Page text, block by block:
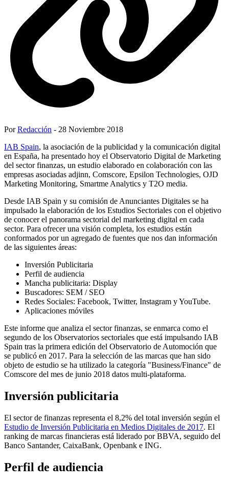
PorRedacción - 28 Noviembre 2018
IAB Spain, la asociación de la publicidad y la comunicación digital
en España, ha presentado hoy el Observatorio Digital de Marketing
del sector finanzas, un estudio elaborado en colaboración con las
empresas asociadas adjinn, Comscore, Epsilon Technologies, OJD
Marketing Monitoring, Smartme Analytics y T2O media.
Desde IAB Spain y su comisión de Anunciantes Digitales se ha
impulsado la elaboración de los Estudios Sectoriales con el objetivo
de conocer el panorama sectorial del marketing digital en cada
sector. Para ofrecer una visión completa, los estudios están
conformados por un agregado de fuentes que nos dan información
de las siguientes áreas:
Inversión Publicitaria
Perfil de audiencia
Mancha publicitaria: Display
Buscadores: SEM / SEO
Redes Sociales: Facebook, Twitter, Instagram y YouTube.
Aplicaciones móviles
Este informe que analiza el sector finanzas, se enmarca como el
segundo de los Observatorios sectoriales que está impulsando IAB
Spain tras la primera edición del Observatorio de Automoción que
se publicó en 2017. Para la selección de las marcas que han sido
objeto de estudio se ha utilizado la categoría "Business/Finance" de
Comscore del mes de junio 2018 datos multi-plataforma.
Inversión publicitaria
El sector de finanzas representa el 8,2% del total inversión según el
Estudio de Inversión Publicitaria en Medios Digitales de 2017. El
ranking de marcas financieras está liderado por BBVA, seguido del
Banco Santander, CaixaBank, Openbank e ING.
Perfil de audiencia